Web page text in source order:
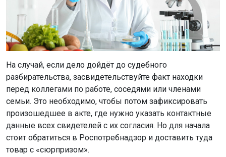
На случай, если дело дойдёт до судебного
разбирательства, засвидетельствуйте факт находки
перед коллегами по работе, соседями или членами
семьи. Это необходимо, чтобы потом зафиксировать
произошедшее в акте, где нужно указать контактные
данные всех свидетелей с их согласия. Но для начала
стоит обратиться в Роспотребнадзор и доставить туда
товар с «сюрпризом».